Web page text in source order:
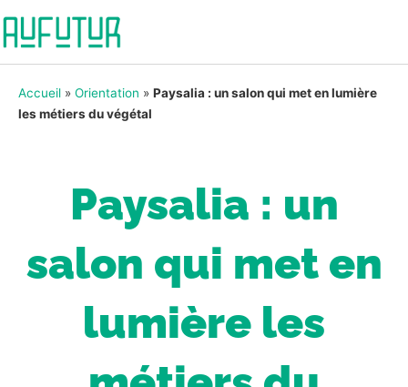
Accueil » Orientation » Paysalia : un salon qui met en lumière
les métiers du végétal
Paysalia : un
salon qui met en
lumière les